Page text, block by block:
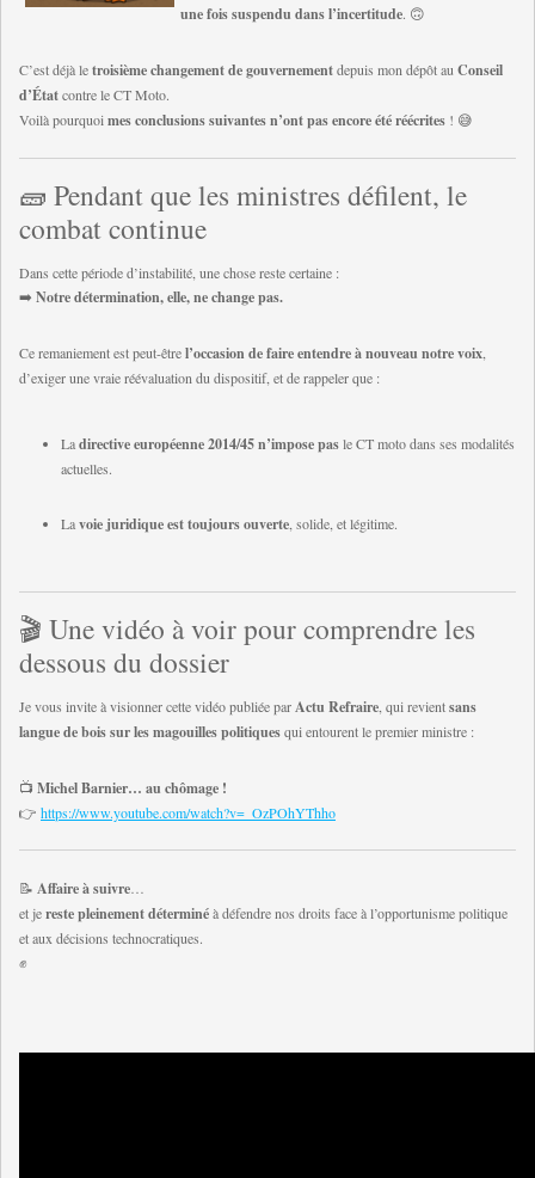
une fois suspendu dans l’incertitude. 🙃
C’est déjà letroisième changement de gouvernementdepuis mon dépôt au Conseil
d’Étatcontre le CT Moto.
Voilà pourquoi mes conclusions suivantes n’ont pas encore été réécrites ! 😅
🧱 Pendant que les ministres défilent, le
combat continue
Dans cette période d’instabilité, une chose reste certaine :
➡️ Notre détermination, elle, ne change pas.
Ce remaniement est peut-êtrel’occasion de faire entendre à nouveau notre voix
d’exiger une vraie réévaluation du dispositif, et de rappeler que :
Ladirective européenne 2014/45 n’impose pasle CT moto dans ses modalités
actuelles.
Lavoie juridique est toujours ouverte , solide, et légitime.
🎬 Une vidéo à voir pour comprendre les
dessous du dossier
Je vous invite à visionner cette vidéo publiée parActu Refraire , qui revientsans
langue de bois sur les magouilles politiquesqui entourent le premier ministre :
📺 Michel Barnier… au chômage !
👉 https://www.youtube.com/watch?v=_OzPOhYThho
📝 Affaire à suivre
et jereste pleinement déterminéà défendre nos droits face à l’opportunisme politique
et aux décisions technocratiques.
✊